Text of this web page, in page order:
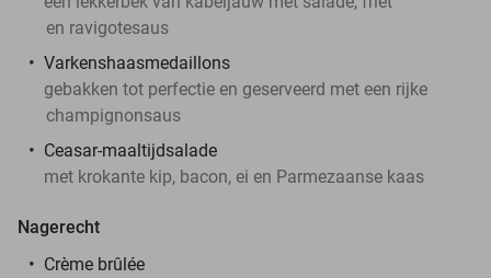
en ravigotesaus
Varkenshaasmedaillons
gebakken tot perfectie en geserveerd met een rijke
champignonsaus
Ceasar-maaltijdsalade
met krokante kip, bacon, ei en Parmezaanse kaas
Nagerecht
Crème brûlée